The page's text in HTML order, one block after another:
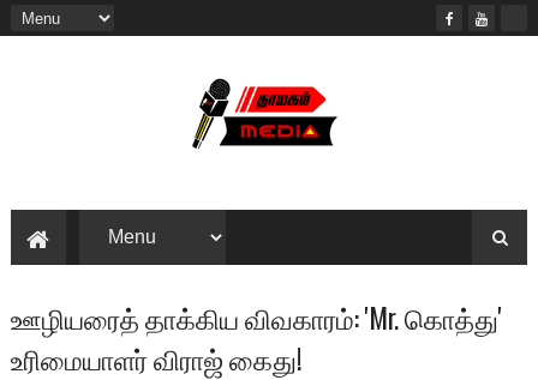
ஊழியரைத் தாக்கிய விவகாரம்: 'Mr. கொத்து'
உரிமையாளர் விராஜ் கைது!